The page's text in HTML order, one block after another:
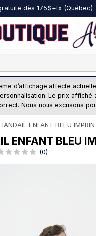
dès 175 $+tx (Québec)
d’affichage affecte
Le prix affiché
Nous nous excusons
ENFANT BLEU
ENFANT BLEU
(0)